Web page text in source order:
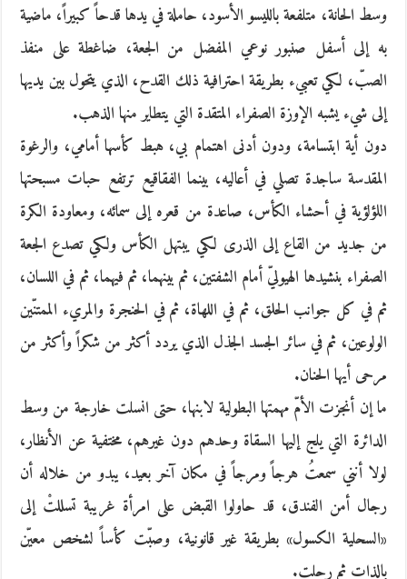
وسط الحانة، متلفعة بالليسو الأسود، حاملة في يدها قدحاً كبيراً، ماضية
به إلى أسفل صنبور نوعي المفضل من الجعة، ضاغطة على منفذ
الصبّ، لكي تعبيء بطريقة احترافية ذلك القدح، الذي يتحول بين يديها
إلى شيء يشبه الإوزة الصفراء المتقدة التي يتطاير منها الذهب.
دون أية ابتسامة، ودون أدنى اهتمام بي، هبط كأسها أمامي، والرغوة
المقدسة ساجدة تصلي في أعاليه، بينما الفقاقيع ترتفع حبات مسبحتها
اللؤلؤية في أحشاء الكأس، صاعدة من قعره إلى سمائه، ومعاودة الكرة
من جديد من القاع إلى الذرى لكي يبتهل الكأس ولكي تصدع الجعة
الصفراء بنشيدها الهيوليّ أمام الشفتين، ثم بينهما، ثم فيهما، ثم في اللسان،
ثم في كل جوانب الحلق، ثم في اللهاة، ثم في الحنجرة والمريء الممتنّين
الولوعين، ثم في سائر الجسد الجذل الذي يردد أكثر من شكراً وأكثر من
مرحى أيها الحنان.
ما إن أنجزت الأمّ مهمتها البطولية لابنها، حتى انسلت خارجة من وسط
الدائرة التي يلج إليها السقاة وحدهم دون غيرهم، مختفية عن الأنظار،
لولا أنني سمعتُ هرجاً ومرجاً في مكان آخر بعيد، يبدو من خلاله أن
رجال أمن الفندق، قد حاولوا القبض على امرأة غريبة تسللتْ إلى
«السحلية الكسول» بطريقة غير قانونية، وصبّت كأساً لشخص معيّن
بالذات ثم رحلت.